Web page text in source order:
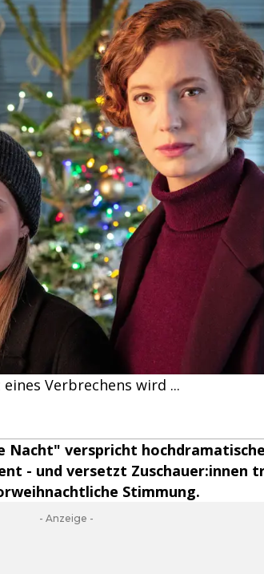
Verbrechens wird ...
Nacht" verspricht hochdramatische
- und versetzt Zuschauer:innen
Stimmung.
- Anzeige -